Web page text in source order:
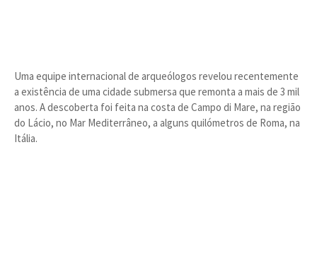
Uma equipe internacional de arqueólogos revelou recentemente
a existência de uma cidade submersa que remonta a mais de 3 mil
anos. A descoberta foi feita na costa de Campo di Mare, na região
do Lácio, no Mar Mediterrâneo, a alguns quilómetros de Roma, na
Itália.